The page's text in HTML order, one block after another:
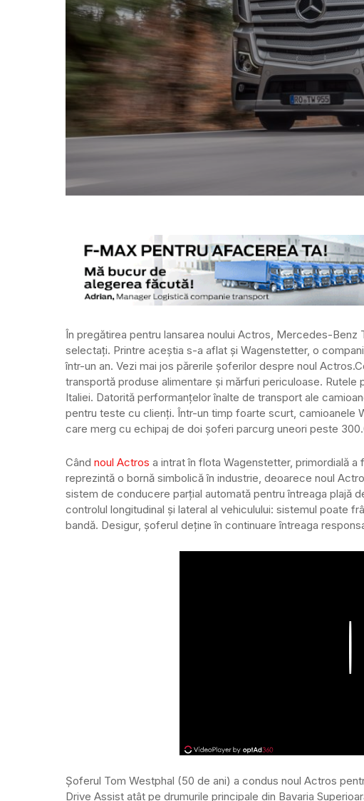
În pregătirea pentru lansarea noului Actros, Mercedes-
selectați. Printre aceștia s-a aflat și Wagenstetter, o
într-un an. Vezi mai jos părerile șoferilor despre noul Actros.
transportă produse alimentare și mărfuri periculoase. Rutele
Italiei. Datorită performanțelor înalte de transport ale
pentru teste cu clienți. Într-un timp foarte scurt, camioanele
care merg cu echipaj de doi șoferi parcurg uneori peste
Când noul Actros a intrat în flota Wagenstetter, primordială
reprezintă o bornă simbolică în industrie, deoarece noul
sistem de conducere parțial automată pentru întreaga plajă
controlul longitudinal și lateral al vehiculului: sistemul poate
bandă. Desigur, șoferul deține în continuare întreaga
Șoferul Tom Westphal (50 de ani) a condus noul Actros
Drive Assist atât pe drumurile principale din Bavaria